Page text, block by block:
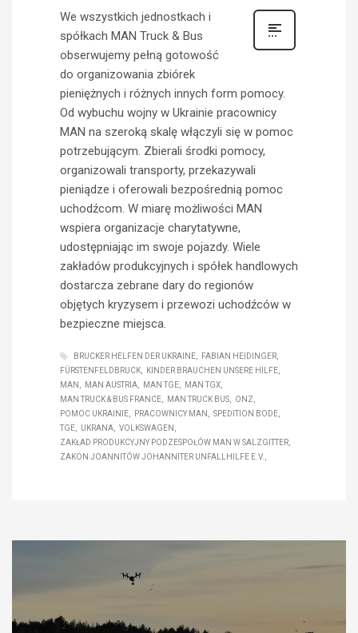
We wszystkich jednostkach i
spółkach MAN Truck & Bus
obserwujemy pełną gotowość
do organizowania zbiórek
pieniężnych i różnych innych form pomocy.
Od wybuchu wojny w Ukrainie pracownicy
MAN na szeroką skalę włączyli się w pomoc
potrzebującym. Zbierali środki pomocy,
organizowali transporty, przekazywali
pieniądze i oferowali bezpośrednią pomoc
uchodźcom. W miarę możliwości MAN
wspiera organizacje charytatywne,
udostępniając im swoje pojazdy. Wiele
zakładów produkcyjnych i spółek handlowych
dostarcza zebrane dary do regionów
objętych kryzysem i przewozi uchodźców w
bezpieczne miejsca.
BRUCKER HELFEN DER UKRAINE
FABIAN HEIDINGER
FÜRSTENFELDBRUCK
KINDER BRAUCHEN UNSERE HILFE
MAN
MAN AUSTRIA MAN TGE
MAN TGX
MAN TRUCK & BUS FRANCE
MAN TRUCK BUS
ONZ
POMOC UKRAINIE
PRACOWNICY MAN
SPEDITION BODE
TGE
UKRANA
VOLKSWAGEN
ZAKŁAD PRODUKCYJNY PODZESPOŁÓW MAN W SALZGITTER
ZAKON JOANNITÓW JOHANNITER UNFALLHILFE E.V.